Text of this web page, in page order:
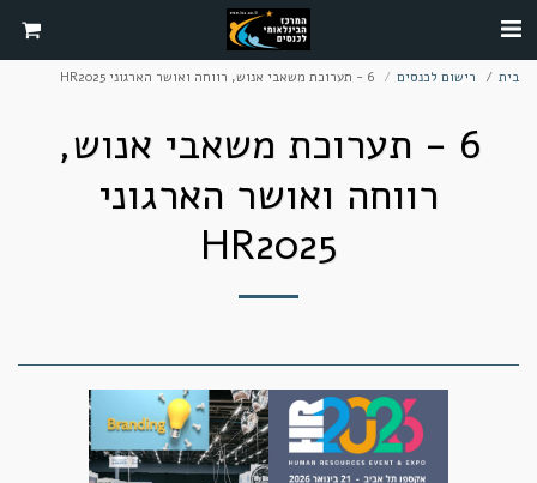
בית רישום לכנסים 6 - תערוכת משאבי אנוש, רווחה ואושר הארגוני HR2025
6 - תערוכת משאבי אנוש,
רווחה ואושר הארגוני
HR2025